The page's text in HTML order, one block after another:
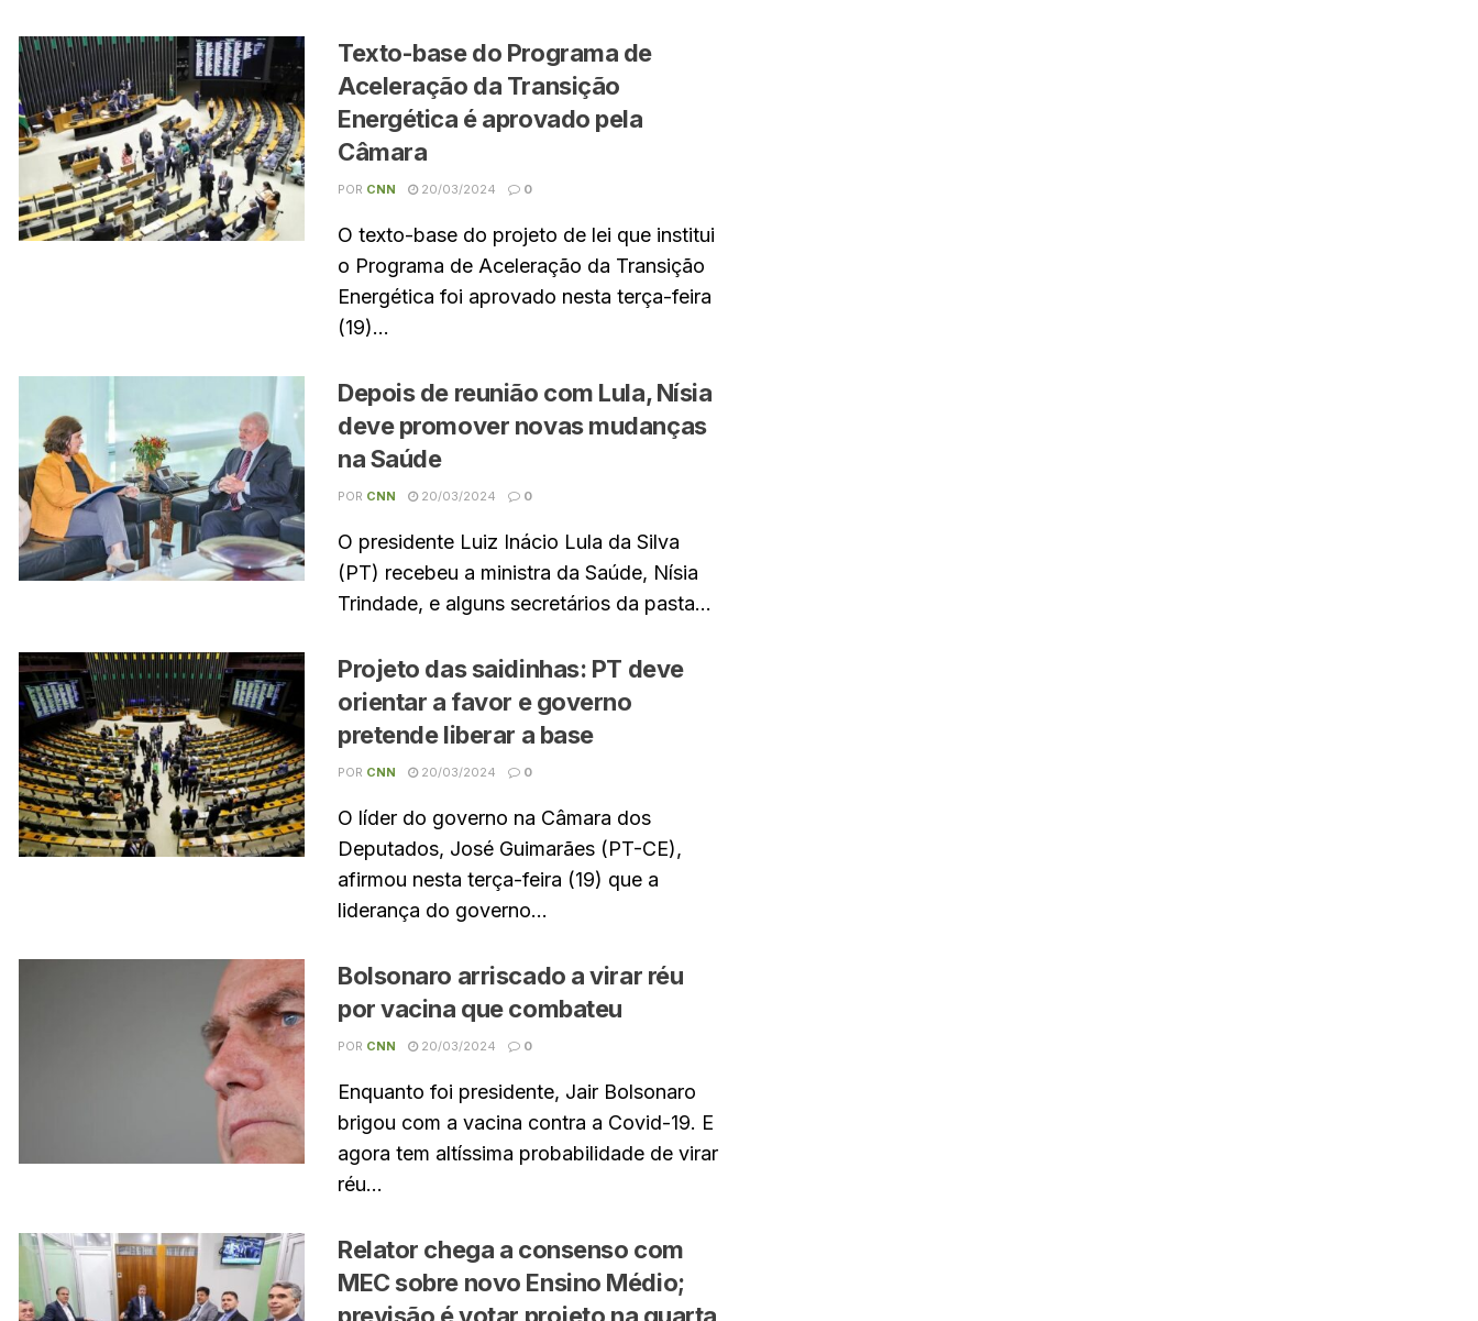
Texto-base do Programa de
Aceleração da Transição
Energética é aprovado pela
Câmara
POR CNN 20/03/2024 0
O texto-base do projeto de lei que institui
o Programa de Aceleração da Transição
Energética foi aprovado nesta terça-feira
(19)...
Depois de reunião com Lula, Nísia
deve promover novas mudanças
na Saúde
POR CNN 20/03/2024 0
O presidente Luiz Inácio Lula da Silva
(PT) recebeu a ministra da Saúde, Nísia
Trindade, e alguns secretários da pasta...
Projeto das saidinhas: PT deve
orientar a favor e governo
pretende liberar a base
POR CNN 20/03/2024 0
O líder do governo na Câmara dos
Deputados, José Guimarães (PT-CE),
afirmou nesta terça-feira (19) que a
liderança do governo...
Bolsonaro arriscado a virar réu
por vacina que combateu
POR CNN 20/03/2024 0
Enquanto foi presidente, Jair Bolsonaro
brigou com a vacina contra a Covid-19. E
agora tem altíssima probabilidade de virar
réu...
Relator chega a consenso com
MEC sobre novo Ensino Médio;